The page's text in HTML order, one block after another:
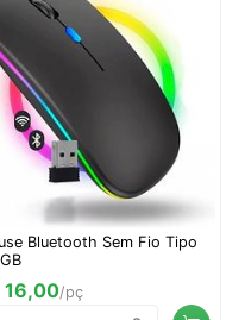
Bluetooth Sem Fio Tipo
16,00/pç